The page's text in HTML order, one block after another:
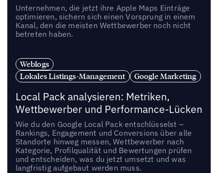
Unternehmen, die jetzt ihre Apple Maps Einträge
optimieren, sichern sich einen Vorsprung in einem
Kanal, den die meisten Wettbewerber noch nicht
betreten haben.
Weblogs
Lokales Listings-Management
Google Marketing
Local Pack analysieren: Metriken,
Wettbewerber und Performance-Lücken
Wie du den Google Local Pack entschlüsselst –
Rankings, Engagement und Conversions über alle
Standorte hinweg messen, Wettbewerber nach
Kategorie, Profilqualität und Bewertungen prüfen
und entscheiden, was du jetzt umsetzt und was
langfristig aufgebaut werden muss.